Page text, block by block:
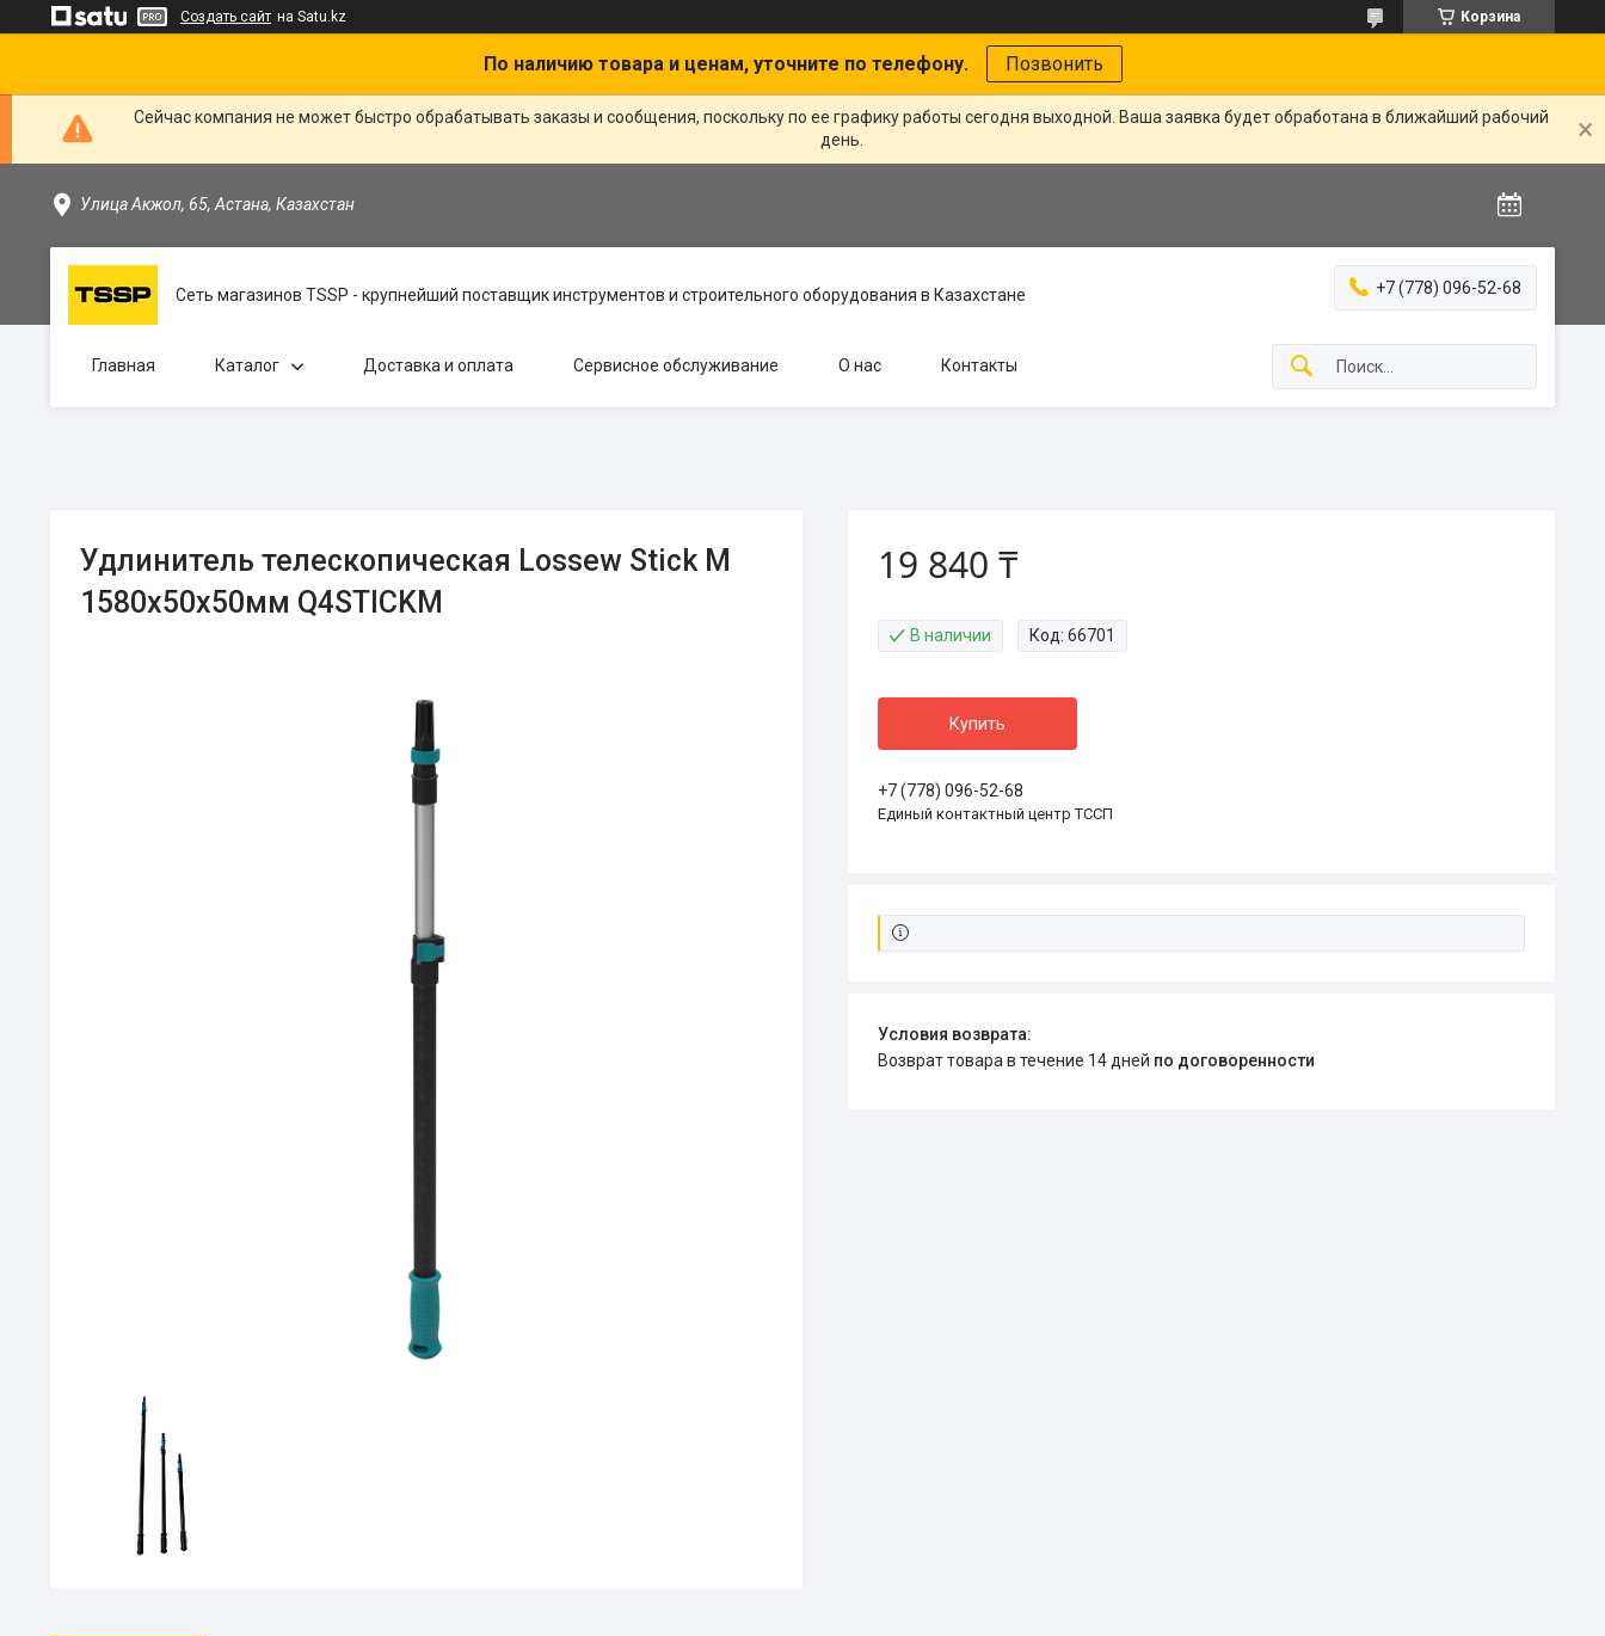
Создать сайт на Satu.kz Корзина
По наличию товара и ценам, уточните по телефону. Позвонить
Сейчас компания не может быстро обрабатывать заказы и сообщения, поскольку по ее графику работы сегодня выходной. Ваша заявка будет обработана в ближайший рабочий
день.
Улица Акжол, 65, Астана, Казахстан
Сеть магазинов TSSP - крупнейший поставщик инструментов и строительного оборудования в Казахстане +7 (778) 096-52-68
Главная Каталог Доставка и оплата Сервисное обслуживание О нас Контакты
Удлинитель телескопическая Lossew Stick M
1580х50х50мм Q4STICKM
19 840 ₸
В наличии Код: 66701
Купить
+7 (778) 096-52-68
Единый контактный центр ТССП
возврат товара в течение 14 дней по договоренности